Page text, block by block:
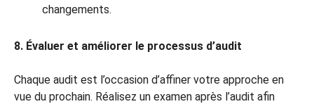
changements.
8. Évaluer et améliorer le processus d’audit
Chaque audit est l’occasion d’affiner votre approche en
vue du prochain. Réalisez un examen après l’audit afin